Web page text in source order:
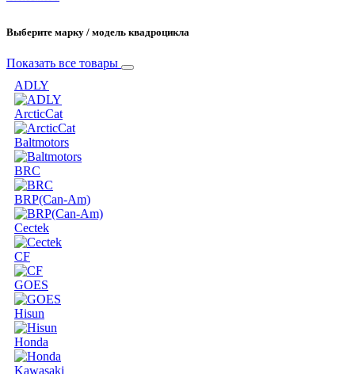
Выберите марку / модель квадроцикла
Показать все товары
ADLY
ArcticCat
Baltmotors
BRC
BRP(Can-Am)
Cectek
CF
GOES
Hisun
Honda
Kawasaki